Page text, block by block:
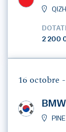
2 200
16 octobre -